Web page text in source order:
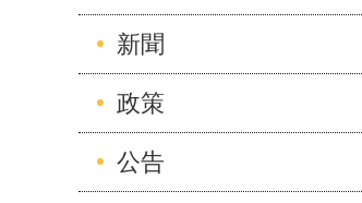
新聞
政策
公告